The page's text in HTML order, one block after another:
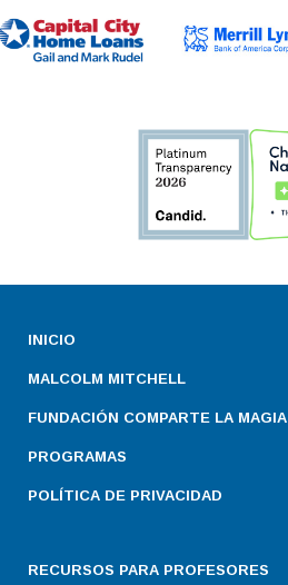
INICIO
MALCOLM MITCHELL
FUNDACIÓN COMPARTE LA MAGIA
PROGRAMAS
POLÍTICA DE PRIVACIDAD
RECURSOS PARA PROFESORES